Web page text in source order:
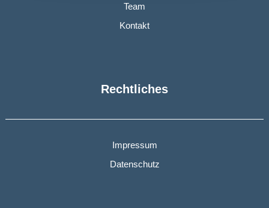
Team
Kontakt
Rechtliches
Impressum
Datenschutz